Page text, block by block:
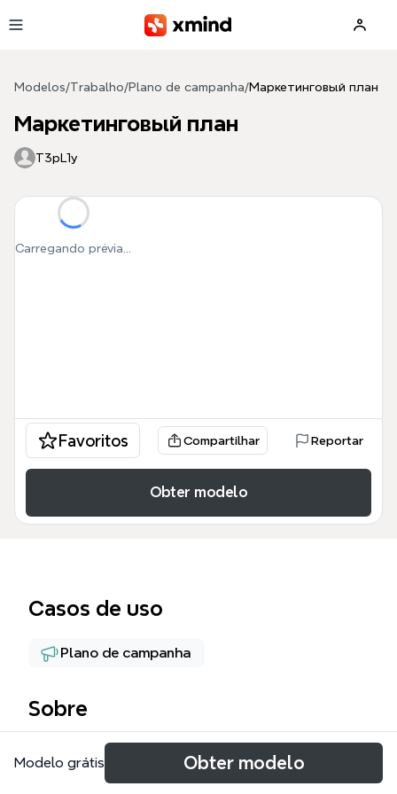
Modelos/Trabalho/Plano de campanha/Маркетинговый план
Маркетинговый план
T3pL1y
Carregando prévia...
Favoritos Compartilhar Reportar
Obter modelo
Casos de uso
Plano de campanha
Sobre
Маркетинговый план — это комплексная mind
map, охватывающая 6 ключевых направлений
Modelo grátis Obter modelo